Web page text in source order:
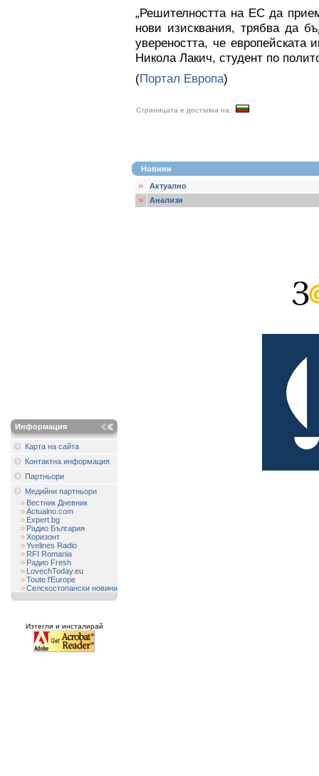
Информация
Карта на сайта
Контактна информация
Партньори
Медийни партньори
Вестник Дневник
Actualno.com
Expert.bg
Радио България
Хоризонт
Yvelines Radio
RFI Romania
Радио Fresh
LovechToday.eu
Toute l'Europe
Селскостопански новини
Изтегли и инсталирай
„Решителността на ЕС да
нови изисквания, трябва да
увереността, че европейската
Никола Лакич, студент по
(Портал Европа)
Страницата е достъпна на:
Новини
Актуално
Анализи